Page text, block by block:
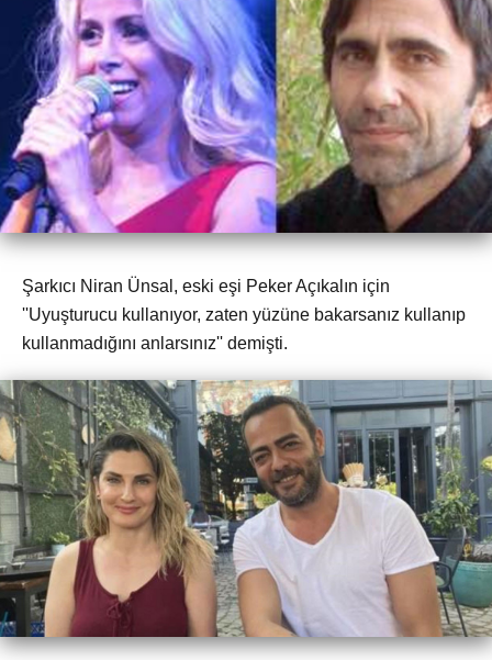
Şarkıcı Niran Ünsal, eski eşi Peker Açıkalın için
''Uyuşturucu kullanıyor, zaten yüzüne bakarsanız kullanıp
kullanmadığını anlarsınız'' demişti.